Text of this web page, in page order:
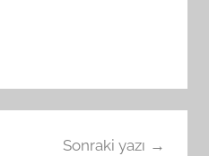
Sonraki yazı